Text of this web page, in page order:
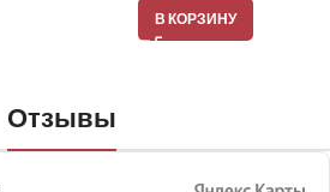
В КОРЗИНУ
Отзывы